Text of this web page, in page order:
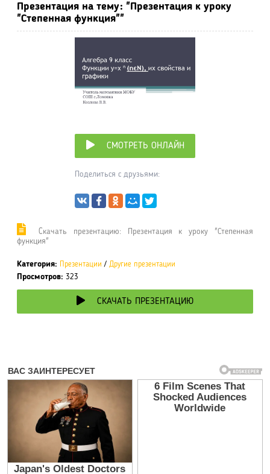
Презентация на тему: "Презентация к уроку
"Степенная функция""
СМОТРЕТЬ ОНЛАЙН
Поделиться с друзьями:
Cкачать презентацию: Презентация к уроку "Степенная
функция"
Категория: Презентации / Другие презентации
Просмотров: 323
СКАЧАТЬ ПРЕЗЕНТАЦИЮ